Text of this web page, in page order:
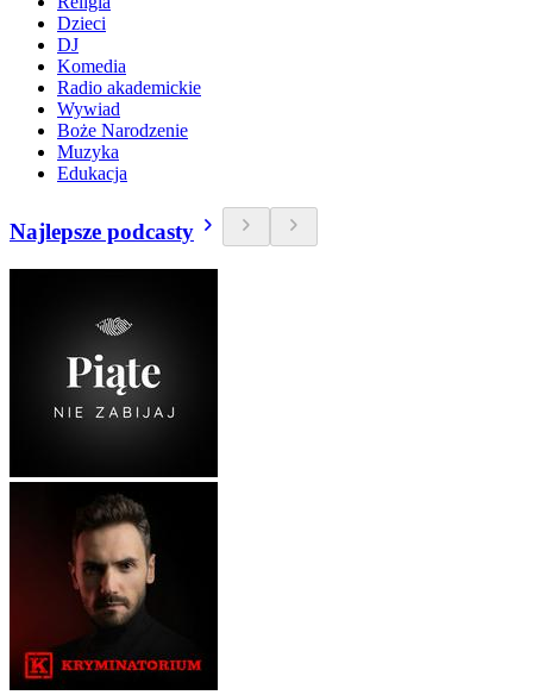
Dzieci
DJ
Komedia
Radio akademickie
Wywiad
Boże Narodzenie
Muzyka
Edukacja
Najlepsze podcasty